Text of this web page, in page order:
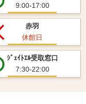
9:00-17:00
赤羽
休館日
ｼﾞｪｲﾄｴﾙ受取窓口
7:30-22:00